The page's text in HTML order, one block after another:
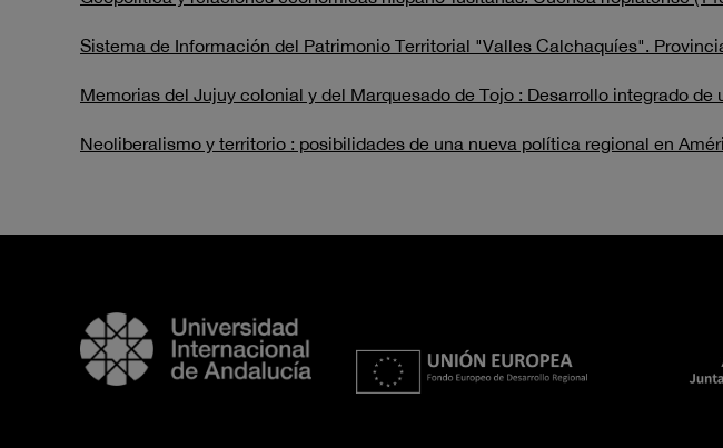
Sistema de Información del Patrimonio Territorial "Valles Calchaquíes".
Memorias del Jujuy colonial y del Marquesado de Tojo : Desarrollo integrado
Neoliberalismo y territorio : posibilidades de una nueva política regional en